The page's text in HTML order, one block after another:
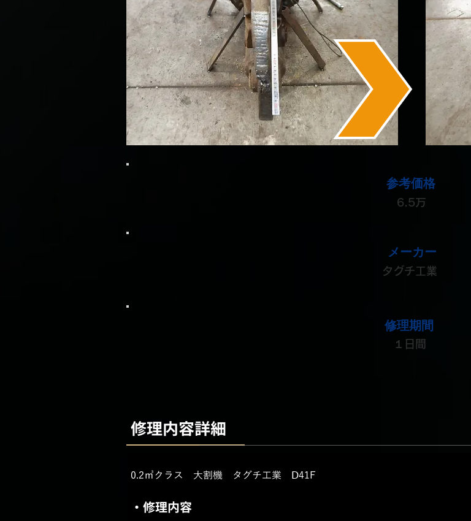
参考価格
6.5万
メーカー
タグチ工業
修理期間
１日間
修理内容詳細
0.2㎥クラス　大割機　タグチ工業　Ⅾ41F
・修理内容